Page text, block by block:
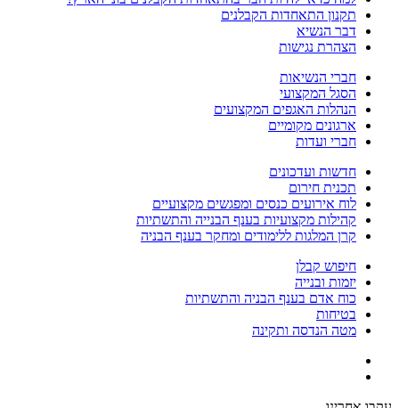
תקנון התאחדות הקבלנים
דבר הנשיא
הצהרת נגישות
חברי הנשיאות
הסגל המקצועי
הנהלות האגפים המקצועים
ארגונים מקומיים
חברי ועדות
חדשות ועדכונים
תכנית חירום
לוח אירועים כנסים ומפגשים מקצועיים
קהילות מקצועיות בענף הבנייה והתשתיות
קרן המלגות ללימודים ומחקר בענף הבניה
חיפוש קבלן
יזמות ובנייה
כוח אדם בענף הבניה והתשתיות
בטיחות
מטה הנדסה ותקינה